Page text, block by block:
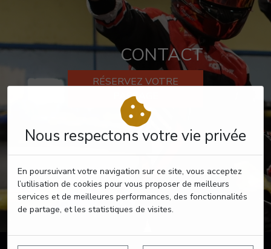
Nous respectons votre vie privée
En poursuivant votre navigation sur ce site, vous acceptez
l’utilisation de cookies pour vous proposer de meilleurs
services et de meilleures performances, des fonctionnalités
de partage, et les statistiques de visites.
CONTACT
RÉSERVEZ VOTRE
PASSAGE